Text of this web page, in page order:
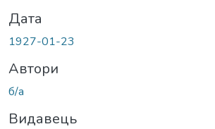
Дата
1927-01-23
Автори
б/а
Видавець